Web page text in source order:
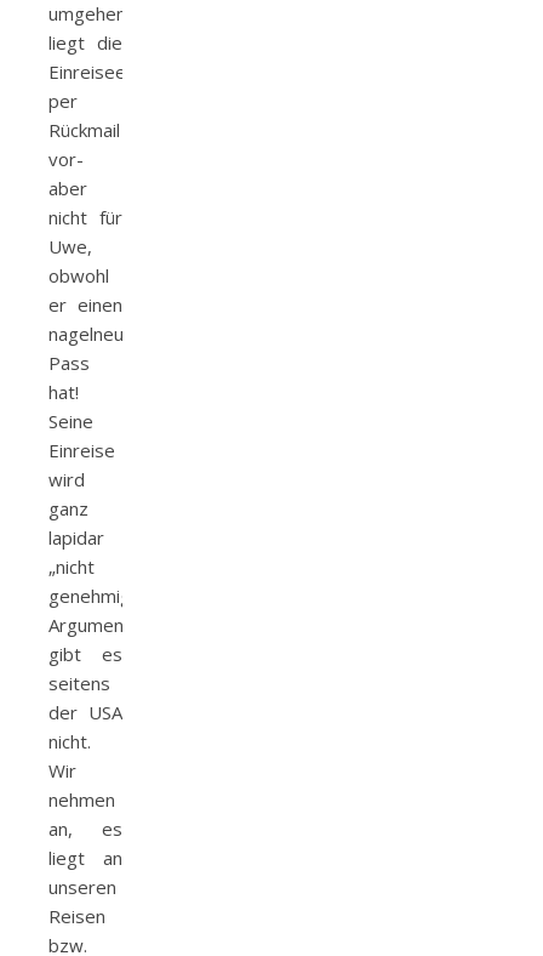
umgehend
liegt die
Einreiseerlaubnis
per
Rückmail
vor-
aber
nicht für
Uwe,
obwohl
er einen
nagelneuen
Pass
hat!
Seine
Einreise
wird
ganz
lapidar
„nicht
genehmigt“,
Argumente
gibt es
seitens
der USA
nicht.
Wir
nehmen
an, es
liegt an
unseren
Reisen
bzw.